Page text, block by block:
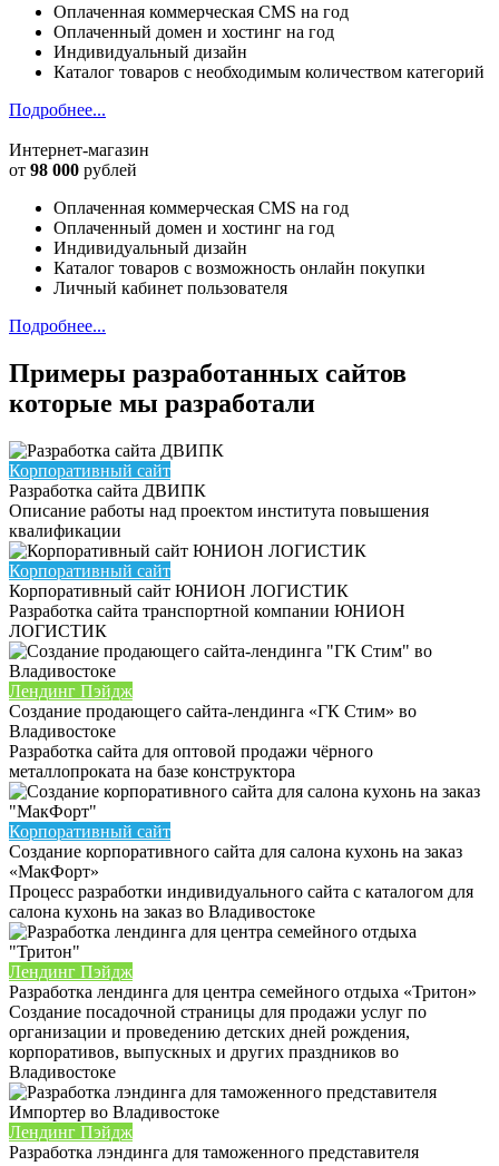
Оплаченная коммерческая CMS на год
Оплаченный домен и хостинг на год
Индивидуальный дизайн
Каталог товаров с необходимым количеством категорий
Подробнее...
Интернет-магазин
от 98 000 рублей
Оплаченная коммерческая CMS на год
Оплаченный домен и хостинг на год
Индивидуальный дизайн
Каталог товаров с возможность онлайн покупки
Личный кабинет пользователя
Подробнее...
Примеры разработанных сайтов
которые мы разработали
Корпоративный сайт
Разработка сайта ДВИПК
Описание работы над проектом института повышения
квалификации
Корпоративный сайт
Корпоративный сайт ЮНИОН ЛОГИСТИК
Разработка сайта транспортной компании ЮНИОН
ЛОГИСТИК
Лендинг Пэйдж
Создание продающего сайта-лендинга «ГК Стим» во
Владивостоке
Разработка сайта для оптовой продажи чёрного
металлопроката на базе конструктора
Корпоративный сайт
Создание корпоративного сайта для салона кухонь на заказ
«МакФорт»
Процесс разработки индивидуального сайта с каталогом для
салона кухонь на заказ во Владивостоке
Лендинг Пэйдж
Разработка лендинга для центра семейного отдыха «Тритон»
Создание посадочной страницы для продажи услуг по
организации и проведению детских дней рождения,
корпоративов, выпускных и других праздников во
Владивостоке
Лендинг Пэйдж
Разработка лэндинга для таможенного представителя